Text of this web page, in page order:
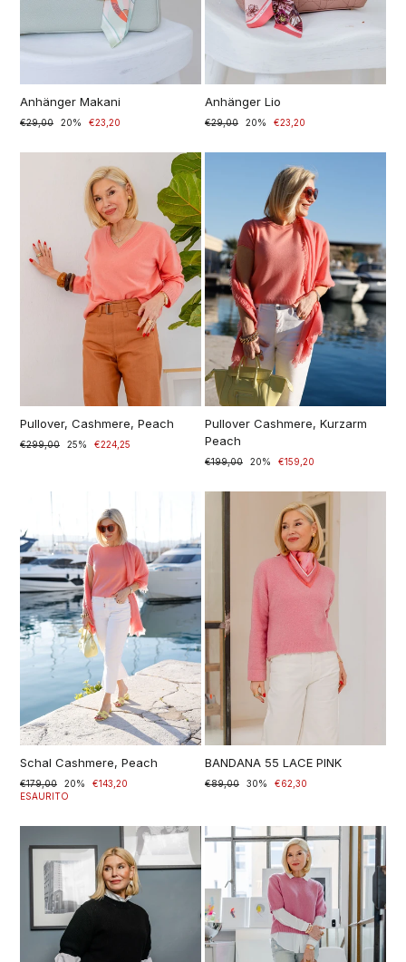
Anhänger Makani
Prezzo
€29,00
Prezzo
20% €23,20
Anhänger Lio
Prezzo
€29,00
Prezzo
20% €23,20
Pullover, Cashmere, Peach
Prezzo
€299,00
Prezzo
25% €224,25
Pullover Cashmere, Kurzarm
Peach
Prezzo
€199,00
Prezzo
20% €159,20
Schal Cashmere, Peach
Prezzo
di
€179,00
Prezzo
scontato
20%
€143,20
ESAURITO
BANDANA 55 LACE PINK
Prezzo
€89,00
Prezzo
30% €62,30